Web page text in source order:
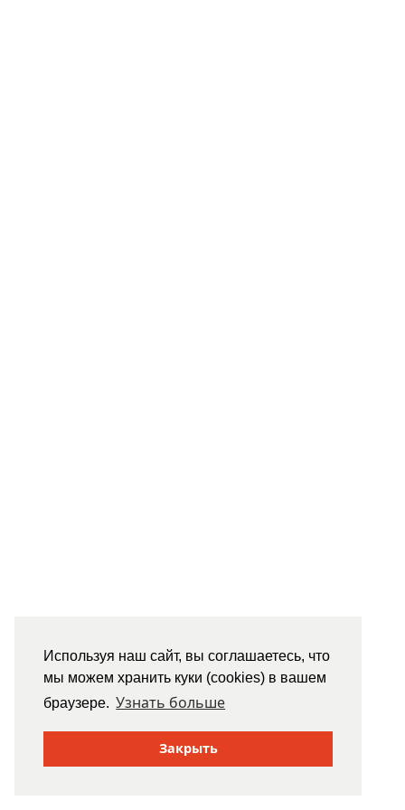
Используя наш сайт, вы соглашаетесь, что
мы можем хранить куки (cookies) в вашем
браузере. Узнать больше
Закрыть